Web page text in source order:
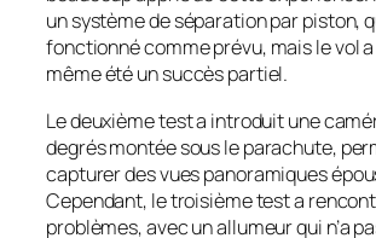
un système de séparation par piston,
fonctionné comme prévu, mais le vol
même été un succès partiel.
Le deuxième test a introduit une
degrés montée sous le parachute,
capturer des vues panoramiques
Cependant, le troisième test a
problèmes, avec un allumeur qui n’a